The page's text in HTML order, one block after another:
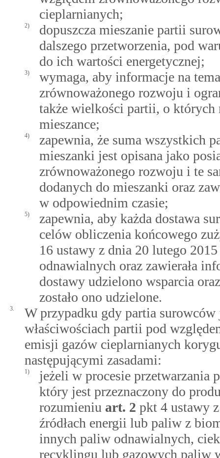
cieplarnianych;
2)
dopuszcza mieszanie partii
dalszego przetworzenia, pod
do ich wartości energetycznej;
3)
wymaga, aby informacje na
zrównoważonego rozwoju i
także wielkości partii, o których
mieszance;
4)
zapewnia, że suma wszystkich
mieszanki jest opisana jako
zrównoważonego rozwoju i te
dodanych do mieszanki oraz
w odpowiednim czasie;
5)
zapewnia, aby każda dostawa
celów obliczenia końcowego
16 ustawy z dnia 20 lutego
odnawialnych oraz zawierała
dostawy udzielono wsparcia
zostało ono udzielone.
3.
W przypadku gdy partia
właściwościach partii pod
emisji gazów cieplarnianych
następującymi zasadami:
1)
jeżeli w procesie przetwarzania
który jest przeznaczony do
rozumieniu art. 2 pkt 4 ustawy
źródłach energii lub paliw z
innych paliw odnawialnych,
recyklingu lub gazowych paliw